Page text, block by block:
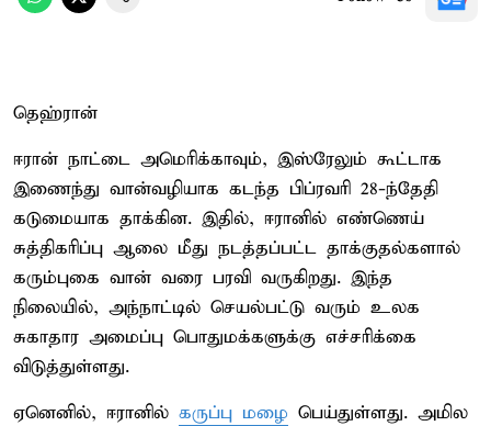
தெஹ்ரான்
ஈரான் நாட்டை அமெரிக்காவும், இஸ்ரேலும் கூட்டாக
இணைந்து வான்வழியாக கடந்த பிப்ரவரி 28-ந்தேதி
கடுமையாக தாக்கின. இதில், ஈரானில் எண்ணெய்
சுத்திகரிப்பு ஆலை மீது நடத்தப்பட்ட தாக்குதல்களால்
கரும்புகை வான் வரை பரவி வருகிறது. இந்த
நிலையில், அந்நாட்டில் செயல்பட்டு வரும் உலக
சுகாதார அமைப்பு பொதுமக்களுக்கு எச்சரிக்கை
விடுத்துள்ளது.
ஏனெனில், ஈரானில் கருப்பு மழை பெய்துள்ளது. அமில